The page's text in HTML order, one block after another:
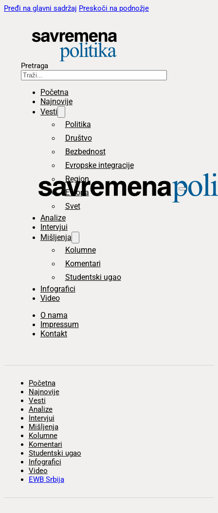
Pređi na glavni sadržaj Preskoči na podnožje
Pretraga
Početna
Najnovije
Vesti
Politika
Društvo
Bezbednost
Evropske integracije
Region
Evropa
Svet
Analize
Intervjui
Mišljenja
Kolumne
Komentari
Studentski ugao
Infografici
Video
O nama
Impressum
Kontakt
Početna
Najnovije
Vesti
Analize
Intervjui
Mišljenja
Kolumne
Komentari
Studentski ugao
Infografici
Video
EWB Srbija